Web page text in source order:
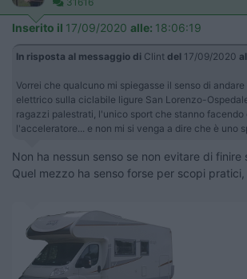
Inserito il 17/09/2020 alle: 18:06:19
In risposta al messaggio di Clint del 17/09/2020
Vorrei che qualcuno mi spiegasse il senso di
elettrico sulla ciclabile ligure San Lorenzo-
ragazzi palestrati, l'unico sport che stanno facendo
l'acceleratore... e non mi si venga a dire che è uno
Non ha nessun senso se non evitare di finire
Quel mezzo ha senso forse per scopi